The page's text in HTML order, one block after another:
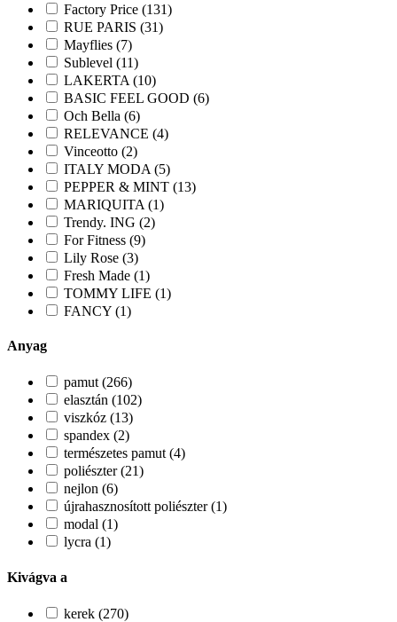
Factory Price (131)
RUE PARIS (31)
Mayflies (7)
Sublevel (11)
LAKERTA (10)
BASIC FEEL GOOD (6)
Och Bella (6)
RELEVANCE (4)
Vinceotto (2)
ITALY MODA (5)
PEPPER & MINT (13)
MARIQUITA (1)
Trendy. ING (2)
For Fitness (9)
Lily Rose (3)
Fresh Made (1)
TOMMY LIFE (1)
FANCY (1)
Anyag
pamut (266)
elasztán (102)
viszkóz (13)
spandex (2)
természetes pamut (4)
poliészter (21)
nejlon (6)
újrahasznosított poliészter (1)
modal (1)
lycra (1)
Kivágva a
kerek (270)